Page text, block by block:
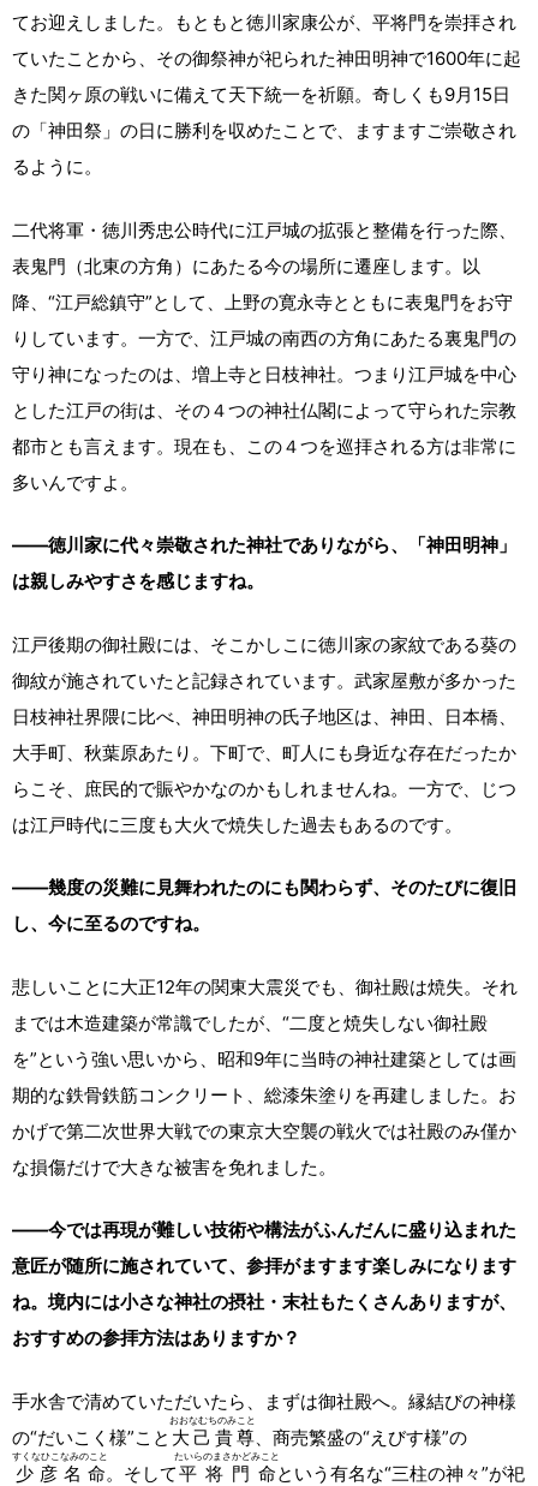
てお迎えしました。もともと徳川家康公が、平将門を崇拝され
ていたことから、その御祭神が祀られた神田明神で1600年に起
きた関ヶ原の戦いに備えて天下統一を祈願。奇しくも9月15日
の「神田祭」の日に勝利を収めたことで、ますますご崇敬され
るように。
二代将軍・徳川秀忠公時代に江戸城の拡張と整備を行った際、
表鬼門（北東の方角）にあたる今の場所に遷座します。以
降、“江戸総鎮守”として、上野の寛永寺とともに表鬼門をお守
りしています。一方で、江戸城の南西の方角にあたる裏鬼門の
守り神になったのは、増上寺と日枝神社。つまり江戸城を中心
とした江戸の街は、その４つの神社仏閣によって守られた宗教
都市とも言えます。現在も、この４つを巡拝される方は非常に
多いんですよ。
――徳川家に代々崇敬された神社でありながら、「神田明神」
は親しみやすさを感じますね。
江戸後期の御社殿には、そこかしこに徳川家の家紋である葵の
御紋が施されていたと記録されています。武家屋敷が多かった
日枝神社界隈に比べ、神田明神の氏子地区は、神田、日本橋、
大手町、秋葉原あたり。下町で、町人にも身近な存在だったか
らこそ、庶民的で賑やかなのかもしれませんね。一方で、じつ
は江戸時代に三度も大火で焼失した過去もあるのです。
――幾度の災難に見舞われたのにも関わらず、そのたびに復旧
し、今に至るのですね。
悲しいことに大正12年の関東大震災でも、御社殿は焼失。それ
までは木造建築が常識でしたが、“二度と焼失しない御社殿
を”という強い思いから、昭和9年に当時の神社建築としては画
期的な鉄骨鉄筋コンクリート、総漆朱塗りを再建しました。お
かげで第二次世界大戦での東京大空襲の戦火では社殿のみ僅か
な損傷だけで大きな被害を免れました。
――今では再現が難しい技術や構法がふんだんに盛り込まれた
意匠が随所に施されていて、参拝がますます楽しみになります
ね。境内には小さな神社の摂社・末社もたくさんありますが、
おすすめの参拝方法はありますか？
手水舎で清めていただいたら、まずは御社殿へ。縁結びの神様
の“だいこく様”こと 大己貴尊
おおなむちのみこと
、商売繁盛の“えびす様”の
少彦名命
すくなひこなみのこと
。そして平将門命
たいらのまさかどみこと
という有名な“三柱の神々”が祀